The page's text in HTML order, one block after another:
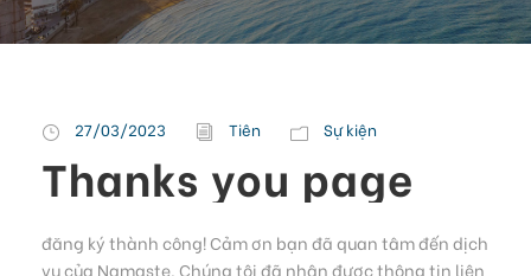
27/03/2023 Tiên Sự kiện
Thanks you page
đăng ký thành công! Cảm ơn bạn đã quan tâm đến dịch
vụ của Namaste. Chúng tôi đã nhận được thông tin liên